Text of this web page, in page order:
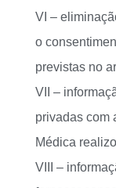
VI –
o
previstas no
VII –
privadas com
Médica
VIII –